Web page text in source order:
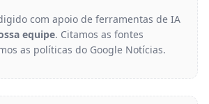
com apoio de ferramentas de IA
equipe. Citamos as fontes
as políticas do Google Notícias.